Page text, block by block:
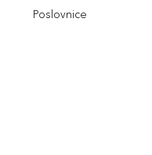
Poslovnice